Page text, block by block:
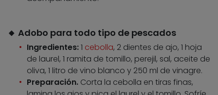
🔸 Adobo para todo tipo de pescados
Ingredientes:1 cebolla, 2 dientes de ajo, 1 hoja
de laurel, 1 ramita de tomillo, perejil, sal, aceite de
oliva, 1 litro de vino blanco y 250 ml de vinagre.
Preparación. Corta la cebolla en tiras finas,